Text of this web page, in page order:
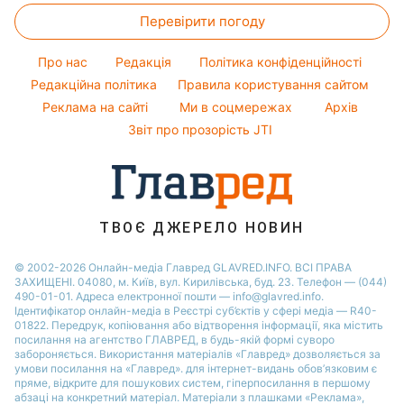
Настя Каменських
Віталій Козловський
Потап
Новини Тернополя
Новини Черкаси
Новини Житомира
Новини Одеси
Новини Запоріжжя
Гарний манікюр
Модні помилки
Новини моди
Поради від Андре Тана
Тести по картинці
Оптичні ілюзії
Народні прикмети
Усе про шоу-бізнес
Перевірити погоду
Про нас Редакція
Політика конфіденційності
Редакційна політика
Правила користування сайтом
Реклама на сайті
Ми в соцмережах
Архів
Звіт про прозорість JTI
ТВОЄ ДЖЕРЕЛО НОВИН
© 2002-2026 Онлайн-медіа Главред GLAVRED.INFO. ВСІ ПРАВА
ЗАХИЩЕНІ. 04080, м. Київ, вул. Кирилівська, буд. 23. Телефон — (044)
490-01-01. Адреса електронної пошти — info@glavred.info.
Ідентифікатор онлайн-медіа в Реєстрі суб’єктів у сфері медіа — R40-
01822. Передрук, копіювання або відтворення інформації, яка містить
посилання на агентство ГЛАВРЕД, в будь-якій формi суворо
забороняється. Використання матеріалів «Главред» дозволяється за
умови посилання на «Главред». для інтернет-видань обов’язковим є
пряме, відкрите для пошукових систем, гіперпосилання в першому
абзаці на конкретний матеріал. Матеріали з плашками «Реклама»,